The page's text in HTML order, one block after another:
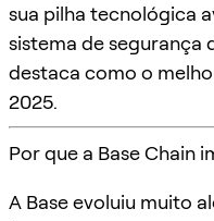
sua pilha tecnológica
sistema de segurança
destaca como o
2025.
Por que a Base Chain
A Base evoluiu muito